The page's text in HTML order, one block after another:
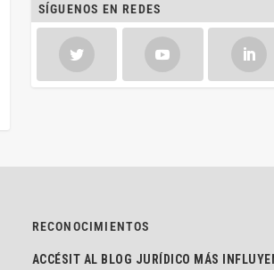
SÍGUENOS EN REDES
RECONOCIMIENTOS
ACCÉSIT AL BLOG JURÍDICO MÁS